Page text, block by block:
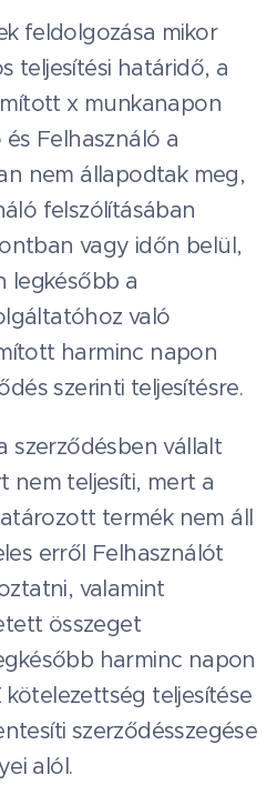
feldolgozása mikor
teljesítési határidő, a
x munkanapon
Felhasználó a
nem állapodtak meg,
felszólításában
vagy időn belül,
legkésőbb a
való
harminc napon
szerinti teljesítésre.
szerződésben vállalt
nem teljesíti, mert a
termék nem áll
erről Felhasználót
valamint
összeget
harminc napon
kötelezettség teljesítése
szerződésszegése
alól.